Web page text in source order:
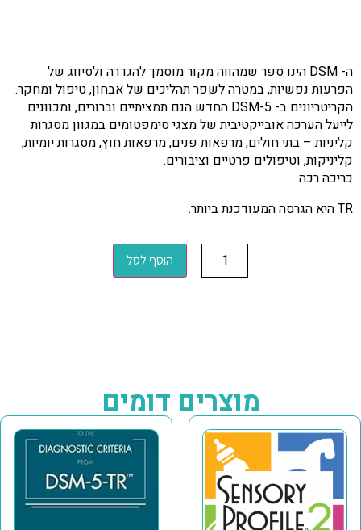
ה- DSM הינו ספר שמהווה מקור מוסמך להגדרה ולסיווג של
הפרעות נפשיות, במטרה לשפר תהליכים של אבחון, טיפול ומחקר.
הקריטריונים ב- DSM-5 החדש הנם תמציתיים וברורים, ומכוונים
לייעל הערכה אובייקטיבית של מצגי סימפטומים במגוון מסגרות
קליניות – בתי חולים, מרפאות פנים, מרפאות חוץ, מסגרות יומיות,
קליניקות, וטיפולים פרטיים וציבורים.
כריכה רכה.
TR היא הגרסה המעודכנת ביותר.
הוסף לסל
מוצרים דומים